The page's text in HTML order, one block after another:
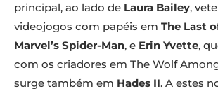
principal, ao lado de Laura Bailey,
videojogos com papéis em The Last
Marvel’s Spider-Man, e Erin Yvette,
com os criadores em The Wolf
surge também em Hades II. A estes